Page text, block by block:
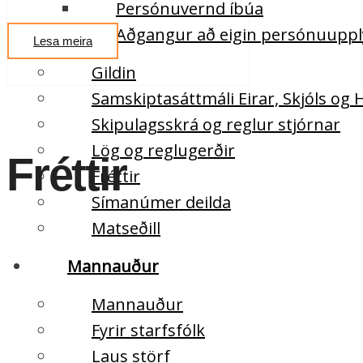
Persónuvernd íbúa
Aðgangur að eigin
Gildin
Samskiptasáttmáli Eirar, Skjóls og
Skipulagsskrá og reglur stjórnar
Lög og reglugerðir
Fréttir
Símanúmer deilda
Matseðill
Mannauður
Mannauður
Fyrir starfsfólk
Laus störf
Lesa meira
Fréttir